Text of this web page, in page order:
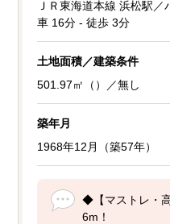
ＪＲ東海道本線 浜松駅
車 16分 - 徒歩 3分
土地面積／建築条件
501.97㎡（）／無し
築年月
1968年12月（築57年）
◆【マストレ・
6m！